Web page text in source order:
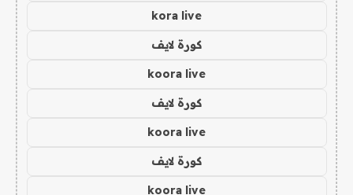
kora live
كورة لايف
koora live
كورة لايف
koora live
كورة لايف
koora live